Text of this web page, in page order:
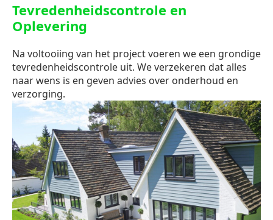
Tevredenheidscontrole en
Oplevering
Na voltooiing van het project voeren we een grondige
tevredenheidscontrole uit. We verzekeren dat alles
naar wens is en geven advies over onderhoud en
verzorging.